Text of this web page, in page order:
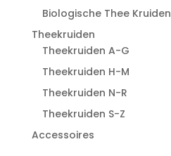
Biologische Thee Kruiden
Theekruiden
Theekruiden A-G
Theekruiden H-M
Theekruiden N-R
Theekruiden S-Z
Accessoires